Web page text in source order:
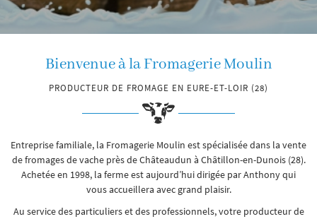
Bienvenueà la Fromagerie Moulin
PRODUCTEUR DE FROMAGE EN EURE-ET-LOIR (28)
Entreprise familiale, la Fromagerie Moulin est spécialisée dans la vente
de fromages de vache près de Châteaudun à Châtillon-en-Dunois (28).
Achetée en 1998, la ferme est aujourd’hui dirigée par Anthony qui
vous accueillera avec grand plaisir.
Au service des particuliers et des professionnels, votre producteur de